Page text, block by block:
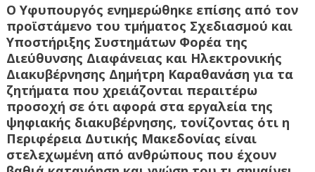
Ο Υφυπουργός ενημερώθηκε επίσης από τον
προϊστάμενο του τμήματος Σχεδιασμού και
Υποστήριξης Συστημάτων Φορέα της
Διεύθυνσης Διαφάνειας και Ηλεκτρονικής
Διακυβέρνησης Δημήτρη Καραθανάση για τα
ζητήματα που χρειάζονται περαιτέρω
προσοχή σε ότι αφορά στα εργαλεία της
ψηφιακής διακυβέρνησης, τονίζοντας ότι η
Περιφέρεια Δυτικής Μακεδονίας είναι
στελεχωμένη από ανθρώπους που έχουν